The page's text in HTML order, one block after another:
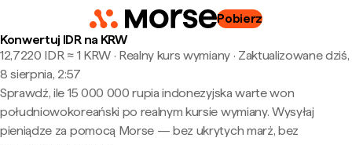
Pobierz
Konwertuj IDR na KRW
12,7220 IDR ≈ 1 KRW · Realny kurs wymiany· Zaktualizowane dziś,
8 sierpnia, 2:57
Sprawdź, ile 15 000 000 rupia indonezyjska warte won
południowokoreański po realnym kursie wymiany. Wysyłaj
pieniądze za pomocą Morse — bez ukrytych marż, bez